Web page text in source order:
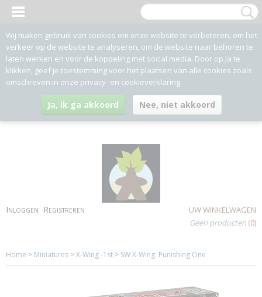
Inloggen Registreren
UW WINKELWAGEN
Geen producten (0)
Home > Miniatures >X-Wing -1st > SW X-Wing: Punishing One
Wij maken gebruik van cookies om onze website te verbeteren, om het
verkeer op de website te analyseren, om de website naar behoren te
laten werken en voor de koppeling met social media. Door op Ja te
klikken, geef je toestemming voor het plaatsen van alle cookies zoals
omschreven in onze privacy- en cookieverklaring.
Ja, ik ga akkoord Nee, niet akkoord